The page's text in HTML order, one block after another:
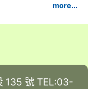
more...
135 號 TEL:03-